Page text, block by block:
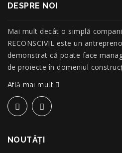
DESPRE NOI
Mai mult decât o simplă
RECONSCIVIL este un
demonstrat că poate face
de proiecte în domeniul
Află mai mult
NOUTĂŢI